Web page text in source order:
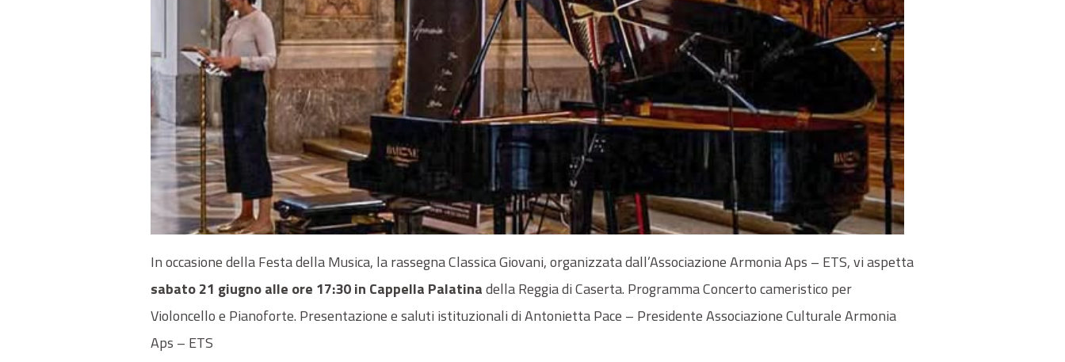
In occasione della Festa della Musica, la rassegna Classica Giovani, organizzata dall’Associazione Armonia Aps – ETS, vi aspetta
sabato 21 giugno alle ore 17:30 in Cappella Palatinadella Reggia di Caserta. Programma Concerto cameristico per
Violoncello e Pianoforte. Presentazione e saluti istituzionali di Antonietta Pace – Presidente Associazione Culturale Armonia
Aps – ETS